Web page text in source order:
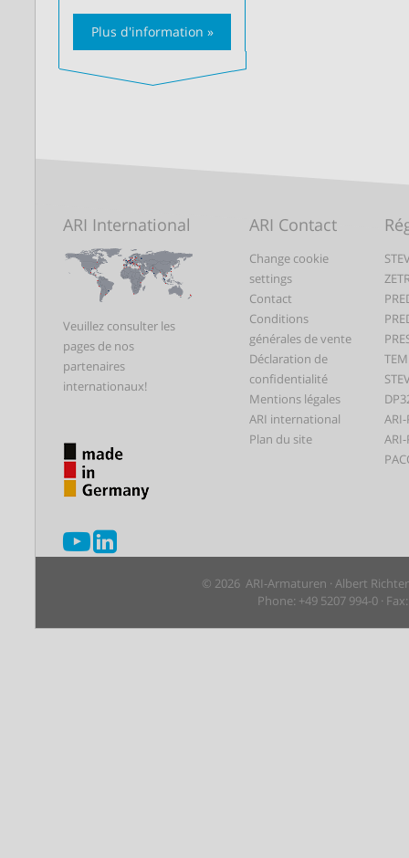
Plus d'information »
ARI International
Veuillez consulter les
pages de nos
partenaires
internationaux!
ARI Contact
Change cookie
settings
Contact
Conditions
générales de vente
Déclaration de
confidentialité
Mentions légales
ARI international
Plan du site
© 2026 ARI-Armaturen · Albert
Phone: +49 5207 994-0 ·